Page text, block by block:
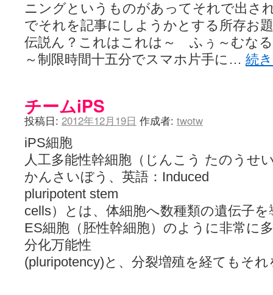
ニングというものがあってそれで出さ
でそれを記事にしようかとする所存お
伝説ん？これはこれは～ ふぅ～むな
～制限時間十五分でスマホ片手に… 続
チームiPS
投稿日: 2012年12月19日 作成者: twotw
iPS細胞
人工多能性幹細胞（じんこう たのうせ
かんさいぼう、英語：Induced
pluripotent stem
cells）とは、体細胞へ数種類の遺伝子
ES細胞（胚性幹細胞）のように非常に
分化万能性
(pluripotency)と、分裂増殖を経てもそ